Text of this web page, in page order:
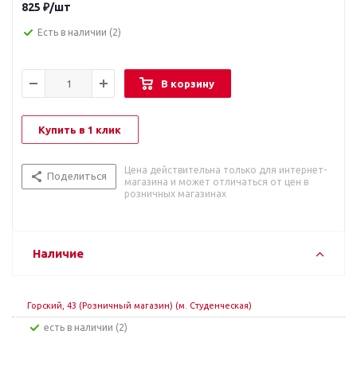
825 ₽/шт
Есть в наличии (2)
В корзину
Купить в 1 клик
Поделиться
Цена действительна только для интернет-
магазина и может отличаться от цен в
розничных магазинах
Наличие
Горский, 43 (Розничный магазин) (м. Студенческая)
Есть в наличии (2)